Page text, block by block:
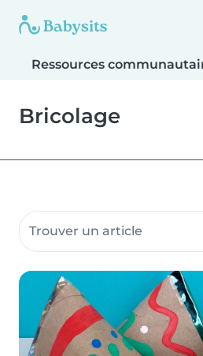
Ressources
Bricolage
Rechercher dans les